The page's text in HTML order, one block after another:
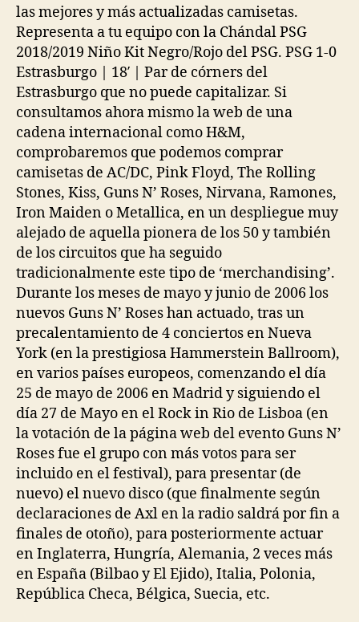
las mejores y más actualizadas camisetas.
Representa a tu equipo con la Chándal PSG
2018/2019 Niño Kit Negro/Rojo del PSG. PSG 1-0
Estrasburgo | 18′ | Par de córners del
Estrasburgo que no puede capitalizar. Si
consultamos ahora mismo la web de una
cadena internacional como H&M,
comprobaremos que podemos comprar
camisetas de AC/DC, Pink Floyd, The Rolling
Stones, Kiss, Guns N’ Roses, Nirvana, Ramones,
Iron Maiden o Metallica, en un despliegue muy
alejado de aquella pionera de los 50 y también
de los circuitos que ha seguido
tradicionalmente este tipo de ‘merchandising’.
Durante los meses de mayo y junio de 2006 los
nuevos Guns N’ Roses han actuado, tras un
precalentamiento de 4 conciertos en Nueva
York (en la prestigiosa Hammerstein Ballroom),
en varios países europeos, comenzando el día
25 de mayo de 2006 en Madrid y siguiendo el
día 27 de Mayo en el Rock in Rio de Lisboa (en
la votación de la página web del evento Guns N’
Roses fue el grupo con más votos para ser
incluido en el festival), para presentar (de
nuevo) el nuevo disco (que finalmente según
declaraciones de Axl en la radio saldrá por fin a
finales de otoño), para posteriormente actuar
en Inglaterra, Hungría, Alemania, 2 veces más
en España (Bilbao y El Ejido), Italia, Polonia,
República Checa, Bélgica, Suecia, etc.